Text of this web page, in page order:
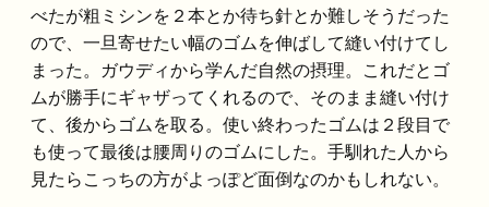
べたが粗ミシンを２本とか待ち針とか難しそうだった
ので、一旦寄せたい幅のゴムを伸ばして縫い付けてし
まった。ガウディから学んだ自然の摂理。これだとゴ
ムが勝手にギャザってくれるので、そのまま縫い付け
て、後からゴムを取る。使い終わったゴムは２段目で
も使って最後は腰周りのゴムにした。手馴れた人から
見たらこっちの方がよっぽど面倒なのかもしれない。